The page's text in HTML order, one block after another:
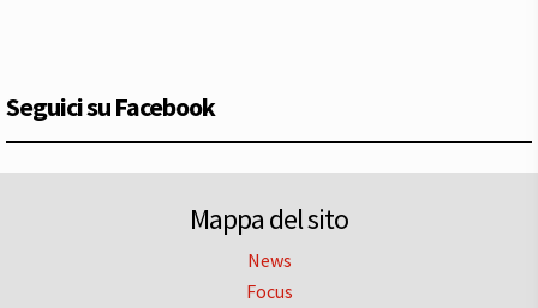
Seguici su Facebook
Mappa del sito
News
Focus